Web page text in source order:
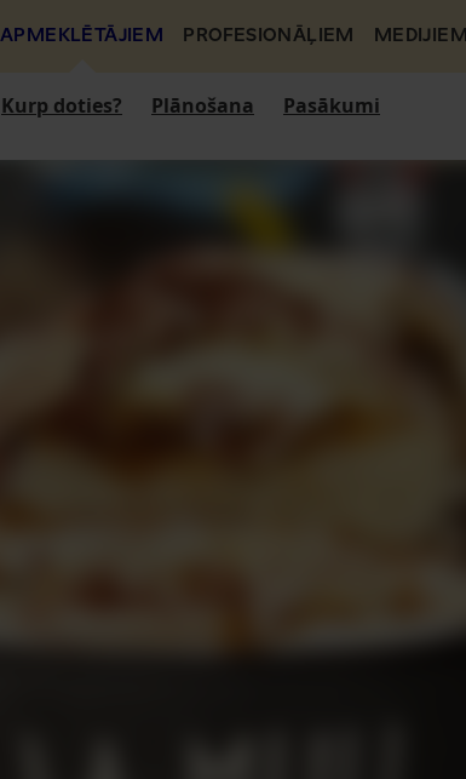
APMEKLĒTĀJIEM PROFESIONĀĻIEM MEDIJIEM
Kurp doties? Plānošana Pasākumi